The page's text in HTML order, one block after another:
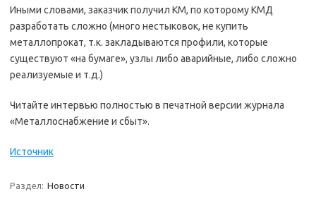
Иными словами, заказчик получил КМ, по которому КМД
разработать сложно (много нестыковок, не купить
металлопрокат, т.к. закладываются профили, которые
существуют «на бумаге», узлы либо аварийные, либо сложно
реализуемые и т.д.)
Читайте интервью полностью в печатной версии журнала
«Металлоснабжение и сбыт».
Источник
Раздел: Новости